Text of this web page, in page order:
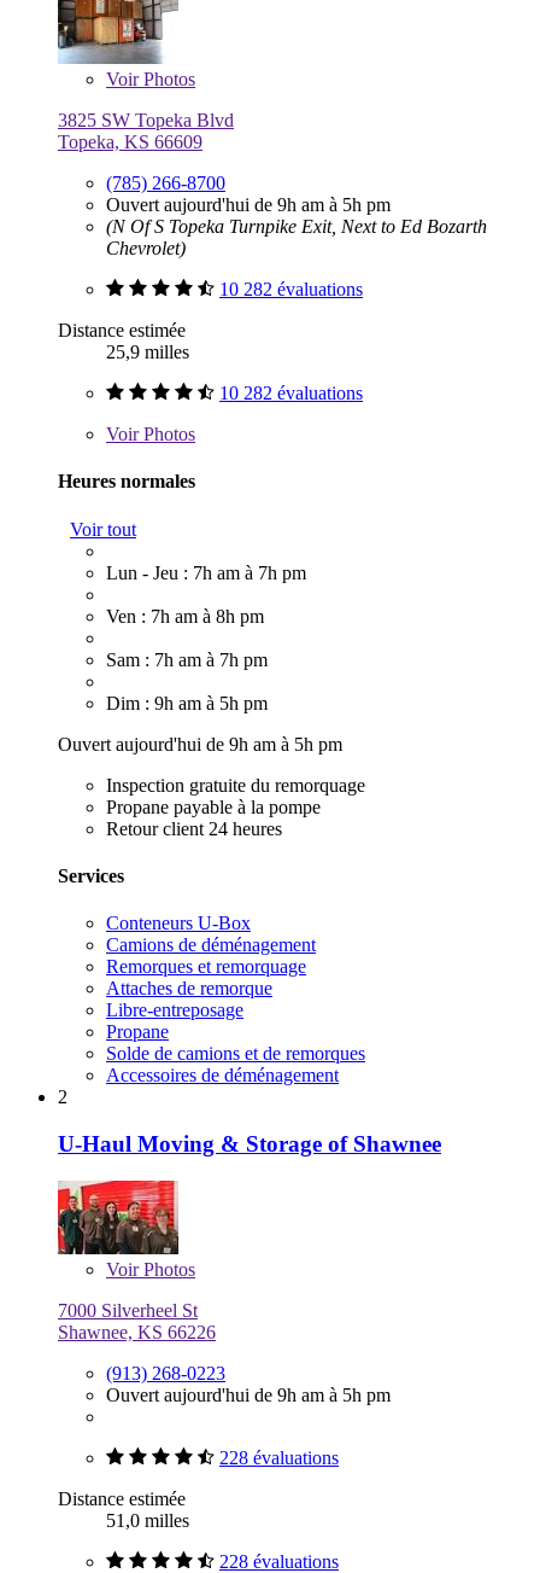
VoirPhotos
3825 SW Topeka Blvd
Topeka, KS 66609
(785) 266-8700
Ouvert aujourd'hui de 9h am à 5h pm
(N Of S Topeka Turnpike Exit, Next to Ed Bozarth
Chevrolet)
10 282 évaluations
Distance estimée
25,9 milles
10 282 évaluations
VoirPhotos
Heures normales
Voir tout
Lun - Jeu : 7h am à 7h pm
Ven : 7h am à 8h pm
Sam : 7h am à 7h pm
Dim : 9h am à 5h pm
Ouvert aujourd'hui de 9h am à 5h pm
Inspection gratuite du remorquage
Propane payable à la pompe
Retour client 24 heures
Services
Conteneurs U-Box
Camions de déménagement
Remorques et remorquage
Attaches de remorque
Libre-entreposage
Propane
Solde de camions et de remorques
Accessoires de déménagement
2
U-Haul Moving & Storage of Shawnee
VoirPhotos
7000 Silverheel St
Shawnee, KS 66226
(913) 268-0223
Ouvert aujourd'hui de 9h am à 5h pm
228 évaluations
Distance estimée
51,0 milles
228 évaluations